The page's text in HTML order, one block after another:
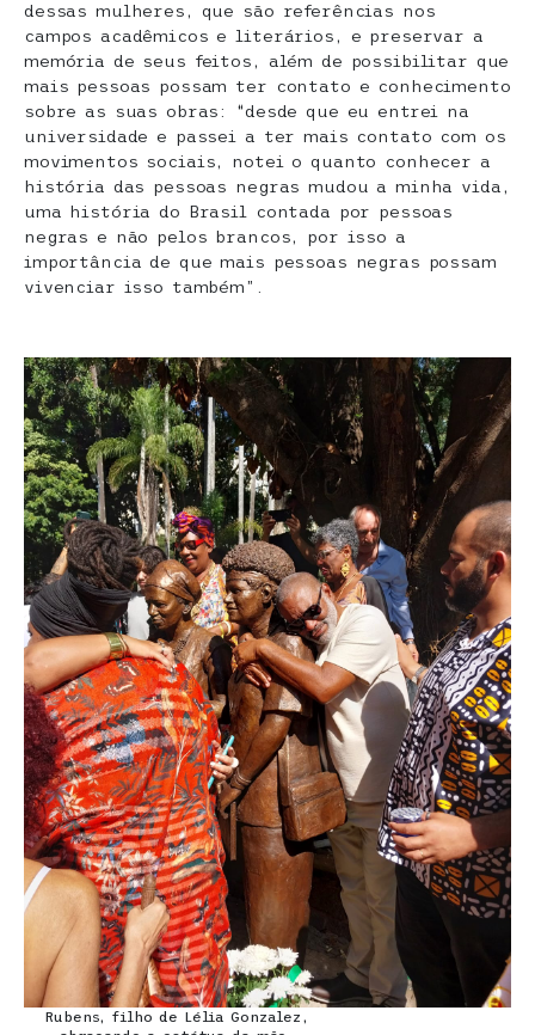
dessas mulheres, que são referências nos
campos acadêmicos e literários, e preservar a
memória de seus feitos, além de possibilitar que
mais pessoas possam ter contato e conhecimento
sobre as suas obras: “desde que eu entrei na
universidade e passei a ter mais contato com os
movimentos sociais, notei o quanto conhecer a
história das pessoas negras mudou a minha vida,
uma história do Brasil contada por pessoas
negras e não pelos brancos, por isso a
importância de que mais pessoas negras possam
vivenciar isso também”.
Rubens, filho de Lélia Gonzalez,